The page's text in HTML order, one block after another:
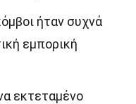
ήταν συχνά
εμπορική
εκτεταμένο